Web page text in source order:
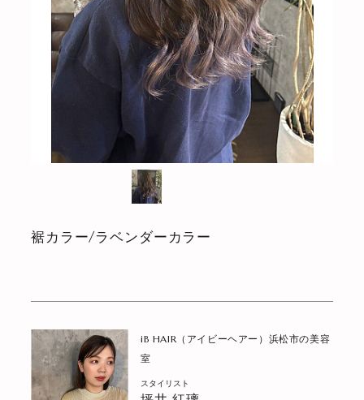
裾カラー/ラベンダーカラー
iB HAIR（アイビーヘアー）浜松市の美容
室
スタイリスト